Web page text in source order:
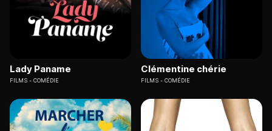
Lady Paname
FILMS COMÉDIE
Clémentine chérie
FILMS COMÉDIE